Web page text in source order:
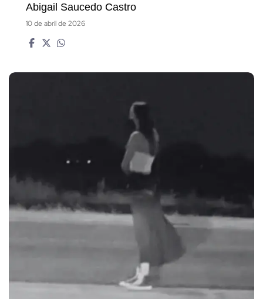
Abigail Saucedo Castro
10 de abril de 2026